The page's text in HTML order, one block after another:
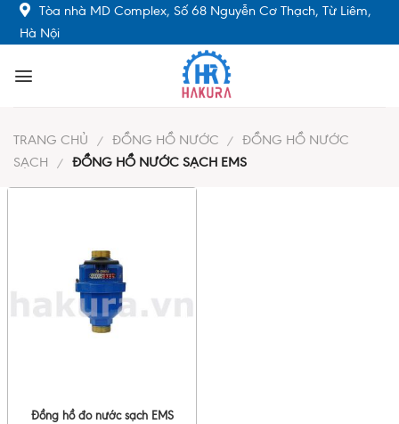
Skip
Tòa nhà MD Complex, Số 68 Nguyễn Cơ Thạch, Từ Liêm,
Hà Nội
TRANG CHỦ / ĐỒNG HỒ NƯỚC / ĐỒNG HỒ NƯỚC
SẠCH
/ ĐỒNG HỒ NƯỚC SẠCH EMS
Đồng hồ đo nước sạch EMS